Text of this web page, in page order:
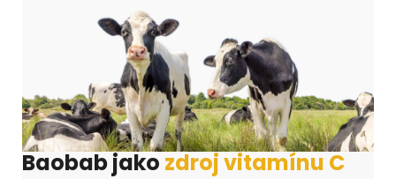
Baobab jako zdroj vitamínu C